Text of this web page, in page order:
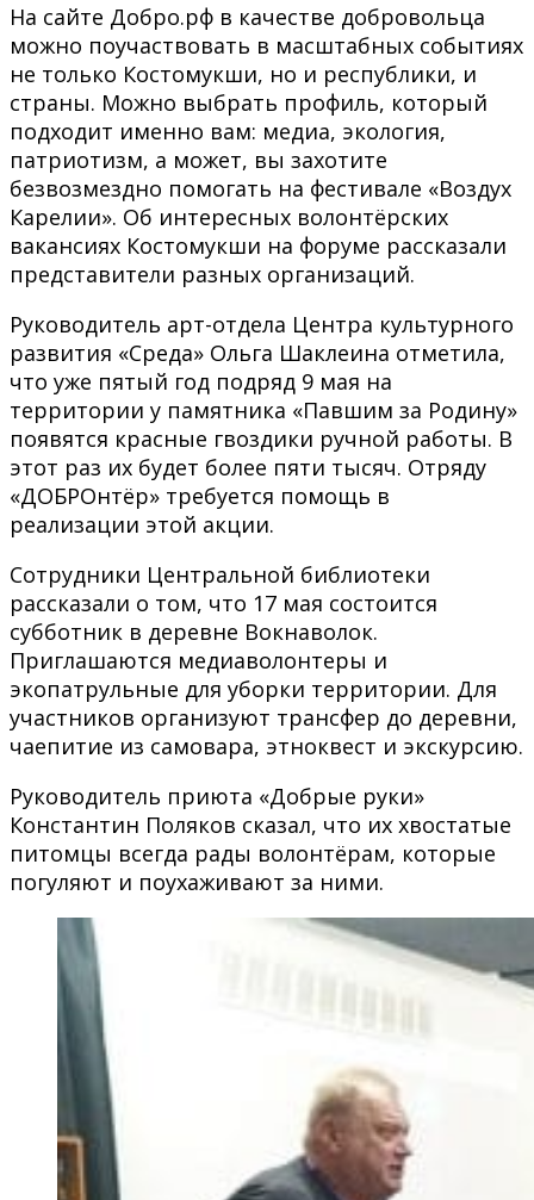
На сайте Добро.рф в качестве добровольца
можно поучаствовать в масштабных событиях
не только Костомукши, но и республики, и
страны. Можно выбрать профиль, который
подходит именно вам: медиа, экология,
патриотизм, а может, вы захотите
безвозмездно помогать на фестивале «Воздух
Карелии». Об интересных волонтёрских
вакансиях Костомукши на форуме рассказали
представители разных организаций.
Руководитель арт-отдела Центра культурного
развития «Среда» Ольга Шаклеина отметила,
что уже пятый год подряд 9 мая на
территории у памятника «Павшим за Родину»
появятся красные гвоздики ручной работы. В
этот раз их будет более пяти тысяч. Отряду
«ДОБРОнтёр» требуется помощь в
реализации этой акции.
Сотрудники Центральной библиотеки
рассказали о том, что 17 мая состоится
субботник в деревне Вокнаволок.
Приглашаются медиаволонтеры и
экопатрульные для уборки территории. Для
участников организуют трансфер до деревни,
чаепитие из самовара, этноквест и экскурсию.
Руководитель приюта «Добрые руки»
Константин Поляков сказал, что их хвостатые
питомцы всегда рады волонтёрам, которые
погуляют и поухаживают за ними.